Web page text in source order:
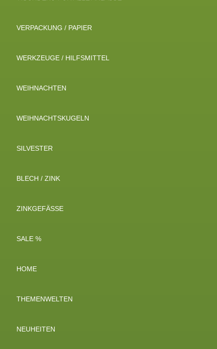
VERPACKUNG / PAPIER
WERKZEUGE / HILFSMITTEL
WEIHNACHTEN
WEIHNACHTSKUGELN
SILVESTER
BLECH / ZINK
ZINKGEFÄSSE
SALE %
HOME
THEMENWELTEN
NEUHEITEN